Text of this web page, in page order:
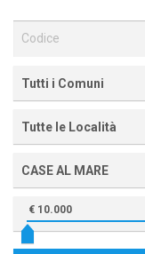
Tutti i Comuni
Tutte le Località
CASE AL MARE
€ 10.000